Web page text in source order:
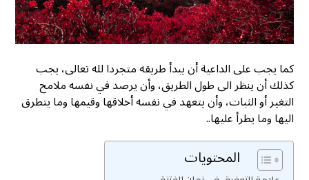
كما يجب على الداعية أن يبدأ طريقه متجردا لله تعالى، يجب
كذلك أن ينظر الى طول الطريق، وأن يرصد في نفسه ملامح
التغير أو الثبات، وأن يتعهد في نفسه أخلاقها وقيمها وما يتطرق
اليها وما يطرأ عليها..
المحتويات